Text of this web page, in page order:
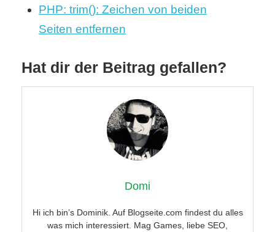
PHP: trim(): Zeichen von beiden
Seiten entfernen
Hat dir der Beitrag gefallen?
Domi
Hi ich bin’s Dominik. Auf Blogseite.com findest du alles
was mich interessiert. Mag Games, liebe SEO,